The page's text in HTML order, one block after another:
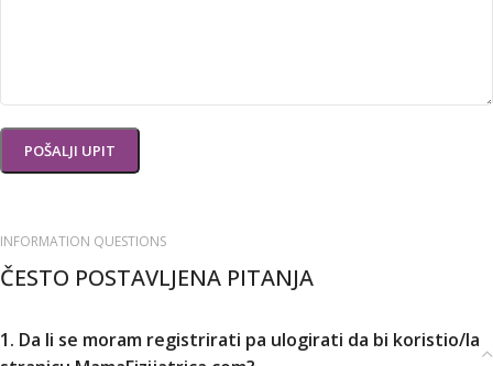
INFORMATION QUESTIONS
ČESTO POSTAVLJENA PITANJA
1. Da li se moram registrirati pa ulogirati da bi koristio/la